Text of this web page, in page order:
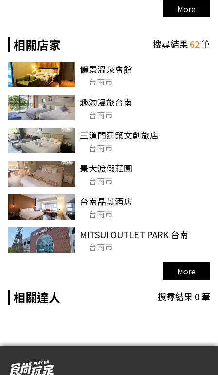
More
相關店家 搜尋結果62筆
儷景溫泉會館
台南市
趣淘漫旅台南
台南市
三道門建築文創旅店
台南市
景大渡假莊園
台南市
台南晶英酒店
台南市
MITSUI OUTLET PARK 台南
台南市
More
相關達人 搜尋結果0筆